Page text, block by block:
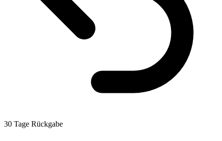
30 Tage Rückgabe